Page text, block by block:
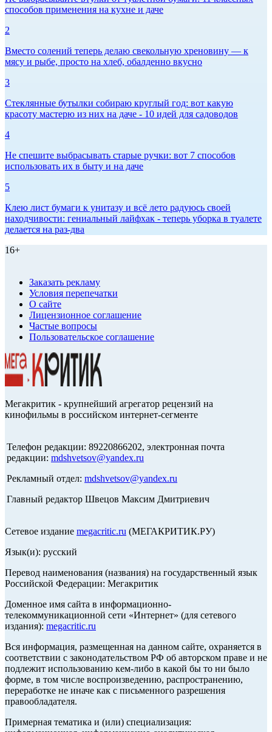
способов применения на кухне и даче
2
Вместо солений теперь делаю свекольную хреновину — к
мясу и рыбе, просто на хлеб, обалденно вкусно
3
Стеклянные бутылки собираю круглый год: вот какую
красоту мастерю из них на даче - 10 идей для садоводов
4
Не спешите выбрасывать старые ручки: вот 7 способов
использовать их в быту и на даче
5
Клею лист бумаги к унитазу и всё лето радуюсь своей
находчивости: гениальный лайфхак - теперь уборка в туалете
делается на раз-два
16+
Заказать рекламу
Условия перепечатки
О сайте
Лицензионное соглашение
Частые вопросы
Пользовательское соглашение
Мегакритик - крупнейший агрегатор рецензий на
кинофильмы в российском интернет-сегменте
Телефон редакции: 89220866202, электронная почта
редакции: mdshvetsov@yandex.ru
Рекламный отдел: mdshvetsov@yandex.ru
Главный редактор Швецов Максим Дмитриевич
Сетевое издание megacritic.ru (МЕГАКРИТИК.РУ)
Язык(и): русский
Перевод наименования (названия) на государственный язык
Российской Федерации: Мегакритик
Доменное имя сайта в информационно-
телекоммуникационной сети «Интернет» (для сетевого
издания): megacritic.ru
Вся информация, размещенная на данном сайте, охраняется в
соответствии с законодательством РФ об авторском праве и не
подлежит использованию кем-либо в какой бы то ни было
форме, в том числе воспроизведению, распространению,
переработке не иначе как с письменного разрешения
правообладателя.
Примерная тематика и (или) специализация: